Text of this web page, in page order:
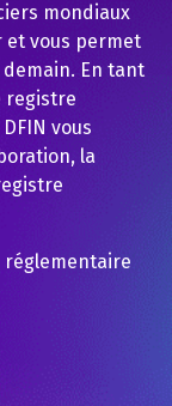
mondiaux
et vous permet
En tant
registre
vous
la
réglementaire